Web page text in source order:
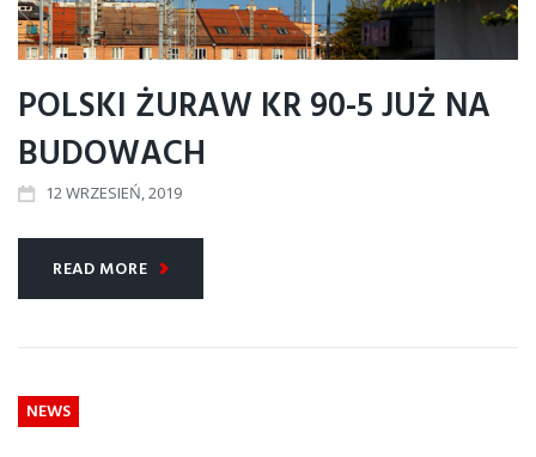
POLSKI ŻURAW KR 90-5 JUŻ NA
BUDOWACH
12WRZESIEŃ, 2019
READ MORE
NEWS